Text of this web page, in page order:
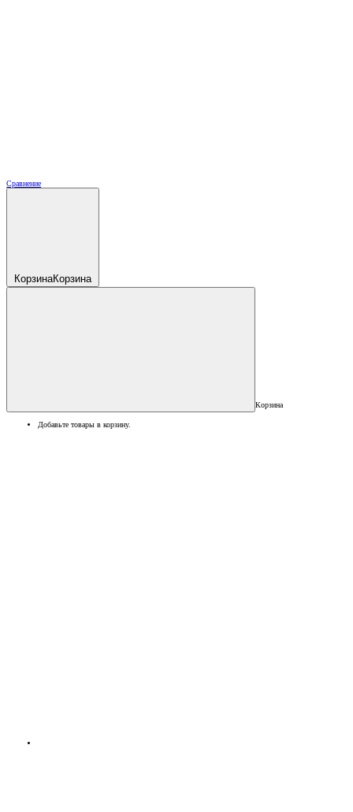
Сравнение
КорзинаКорзина
Корзина
Добавьте товары в корзину.